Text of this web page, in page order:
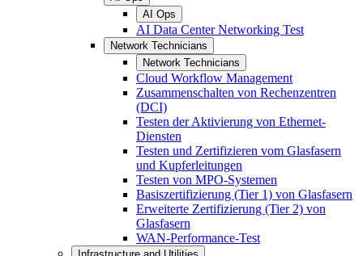
AI Ops
AI Data Center Networking Test
Network Technicians
Network Technicians
Cloud Workflow Management
Zusammenschalten von Rechenzentren
(DCI)
Testen der Aktivierung von Ethernet-
Diensten
Testen und Zertifizieren vom Glasfasern
und Kupferleitungen
Testen von MPO-Systemen
Basiszertifizierung (Tier 1) von Glasfasern
Erweiterte Zertifizierung (Tier 2) von
Glasfasern
WAN-Performance-Test